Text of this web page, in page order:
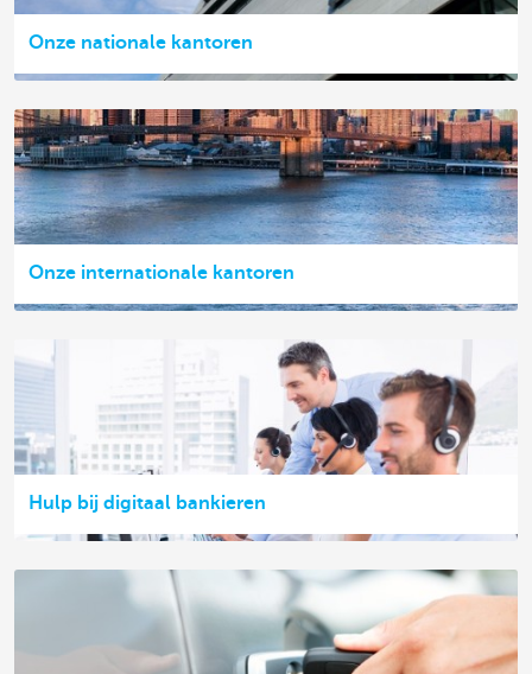
Onze nationale kantoren
Onze internationale kantoren
Hulp bij digitaal bankieren